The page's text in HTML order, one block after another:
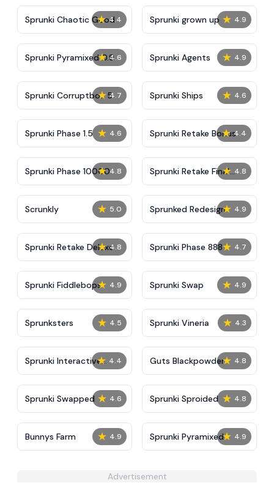
★ 4.4
Sprunki Chaotic Good ★ 4.9
Sprunki grown up
★ 4.6
Sprunki Pyramixed 0.9 ★ 4.9
Sprunki Agents
★ 4.7
Sprunki Corruptbox 5 ★ 4.6
Sprunki Ships
★ 4.6
Sprunki Phase 1.5 ★ 4.4
Sprunki Retake Bonus
★ 4.8
Sprunki Phase 10000 ★ 4.8
Sprunki Retake Final
Update
★ 5.0
Scrunkly ★ 4.9
Sprunked Redesign
★ 4.8
Sprunki Retake Deluxe ★ 4.7
Sprunki Phase 888
★ 4.9
Sprunki Fiddlebops ★ 4.9
Sprunki Swap
★ 4.5
Sprunksters ★ 4.3
Sprunki Vineria
★ 4.4
Sprunki Interactive
Tunner
★ 4.8
Guts Blackpowder
★ 4.6
Sprunki Swapped ★ 4.8
Sprunki Sproided
★ 4.9
Bunnys Farm ★ 4.9
Sprunki Pyramixed
Advertisement